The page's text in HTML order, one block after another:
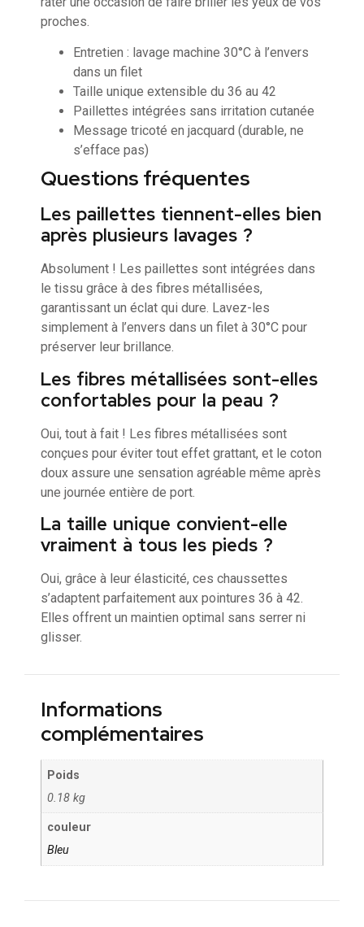
proches.
Entretien : lavage machine 30°C à l’envers
dans un filet
Taille unique extensible du 36 au 42
Paillettes intégrées sans irritation cutanée
Message tricoté en jacquard (durable, ne
s’efface pas)
Questions fréquentes
Les paillettes tiennent-elles bien
après plusieurs lavages ?
Absolument ! Les paillettes sont intégrées dans
le tissu grâce à des fibres métallisées,
garantissant un éclat qui dure. Lavez-les
simplement à l’envers dans un filet à 30°C pour
préserver leur brillance.
Les fibres métallisées sont-elles
confortables pour la peau ?
Oui, tout à fait ! Les fibres métallisées sont
conçues pour éviter tout effet grattant, et le coton
doux assure une sensation agréable même après
une journée entière de port.
La taille unique convient-elle
vraiment à tous les pieds ?
Oui, grâce à leur élasticité, ces chaussettes
s’adaptent parfaitement aux pointures 36 à 42.
Elles offrent un maintien optimal sans serrer ni
glisser.
Informations
complémentaires
Poids
0.18 kg
couleur
Bleu